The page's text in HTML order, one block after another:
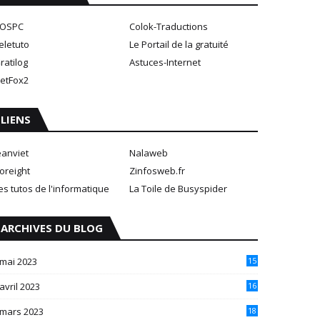
Colok-Traductions
Le Portail de la gratuité
Astuces-Internet
LIENS
Nalaweb
Zinfosweb.fr
tutos de l'informatique
La Toile de Busyspider
ARCHIVES DU BLOG
mai 2023 15
avril 2023 16
mars 2023 18